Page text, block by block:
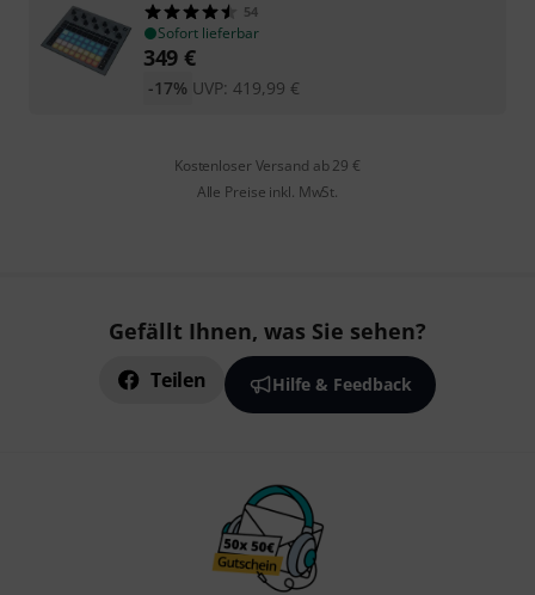
54
Sofort lieferbar
349 €
UVP: 419,99 €
-17%
Kostenloser Versand ab 29 €
Alle Preise inkl. MwSt.
Gefällt Ihnen, was Sie sehen?
Teilen Hilfe & Feedback